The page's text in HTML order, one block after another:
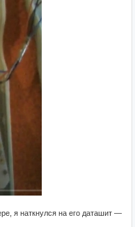
я наткнулся на его даташит —